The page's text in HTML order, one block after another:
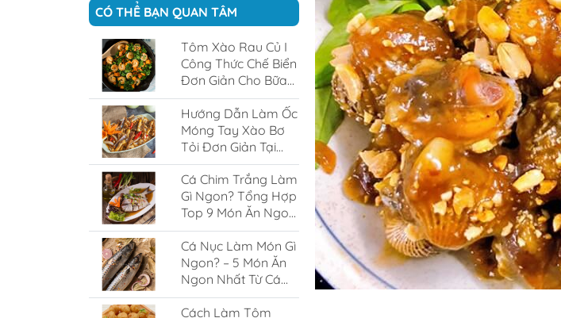
CÓ THỂ BẠN QUAN TÂM
Tôm Xào Rau Củ I
Công Thức Chế Biển
Đơn Giản Cho Bữa
Cơm Gia Đình
Hướng Dẫn Làm Ốc
Móng Tay Xào Bơ
Tỏi Đơn Giản Tại
Nhà
Cá Chim Trắng Làm
Gì Ngon? Tổng Hợp
Top 9 Món Ăn Ngon
Từ Cá Chim Trắng
Cá Nục Làm Món Gì
Ngon? – 5 Món Ăn
Ngon Nhất Từ Cá
Nục
Cách Làm Tôm